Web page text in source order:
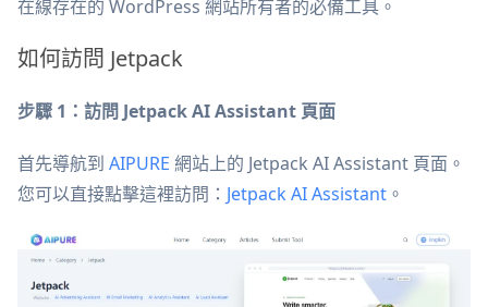
在線存在的 WordPress 網站所有者的必備工具。
如何訪問 Jetpack
步驟 1：訪問 Jetpack AI Assistant 頁面
首先導航到 AIPURE 網站上的 Jetpack AI Assistant 頁面。
您可以直接點擊這裡訪問： Jetpack AI Assistant 。